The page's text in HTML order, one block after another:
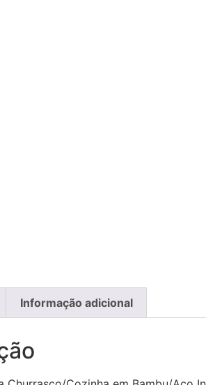
Informação adicional